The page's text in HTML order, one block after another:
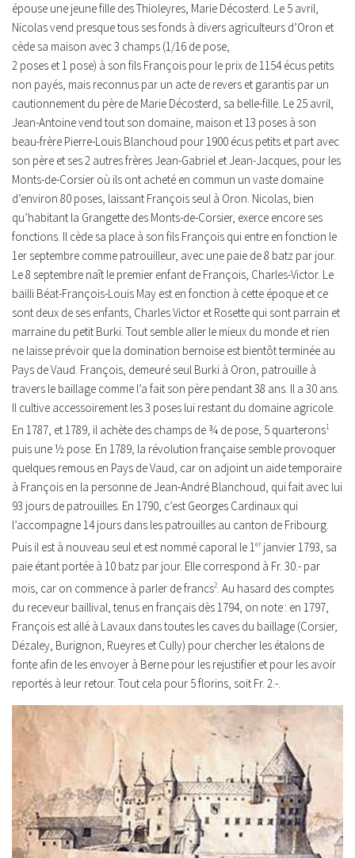
épouse une jeune fille des Thioleyres, Marie Décosterd. Le 5 avril,
Nicolas vend presque tous ses fonds à divers agriculteurs d’Oron et
cède sa maison avec 3 champs (1/16 de pose,
2 poses et 1 pose) à son fils François pour le prix de 1154 écus petits
non payés, mais reconnus par un acte de revers et garantis par un
cautionnement du père de Marie Décosterd, sa belle-fille. Le 25 avril,
Jean-Antoine vend tout son domaine, maison et 13 poses à son
beau-frère Pierre-Louis Blanchoud pour 1900 écus petits et part avec
son père et ses 2 autres frères Jean-Gabriel et Jean-Jacques, pour les
Monts-de-Corsier où ils ont acheté en commun un vaste domaine
d’environ 80 poses, laissant François seul à Oron. Nicolas, bien
qu’habitant la Grangette des Monts-de-Corsier, exerce encore ses
fonctions. Il cède sa place à son fils François qui entre en fonction le
1er septembre comme patrouilleur, avec une paie de 8 batz par jour.
Le 8 septembre naît le premier enfant de François, Charles-Victor. Le
bailli Béat-François-Louis May est en fonction à cette époque et ce
sont deux de ses enfants, Charles Victor et Rosette qui sont parrain et
marraine du petit Burki. Tout semble aller le mieux du monde et rien
ne laisse prévoir que la domination bernoise est bientôt terminée au
Pays de Vaud. François, demeuré seul Burki à Oron, patrouille à
travers le baillage comme l’a fait son père pendant 38 ans. Il a 30 ans.
Il cultive accessoirement les 3 poses lui restant du domaine agricole.
En 1787, et 1789, il achète des champs de ¾ de pose, 5 quarterons1
puis une ½ pose. En 1789, la révolution française semble provoquer
quelques remous en Pays de Vaud, car on adjoint un aide temporaire
à François en la personne de Jean-André Blanchoud, qui fait avec lui
93 jours de patrouilles. En 1790, c’est Georges Cardinaux qui
l’accompagne 14 jours dans les patrouilles au canton de Fribourg.
Puis il est à nouveau seul et est nommé caporal le 1erjanvier 1793, sa
paie étant portée à 10 batz par jour. Elle correspond à Fr. 30.- par
mois, car on commence à parler de francs2. Au hasard des comptes
du receveur baillival, tenus en français dès 1794, on note : en 1797,
François est allé à Lavaux dans toutes les caves du baillage (Corsier,
Dézaley, Burignon, Rueyres et Cully) pour chercher les étalons de
fonte afin de les envoyer à Berne pour les rejustifier et pour les avoir
reportés à leur retour. Tout cela pour 5 florins, soit Fr. 2.-.